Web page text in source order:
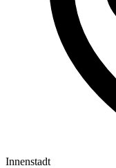
Innenstadt